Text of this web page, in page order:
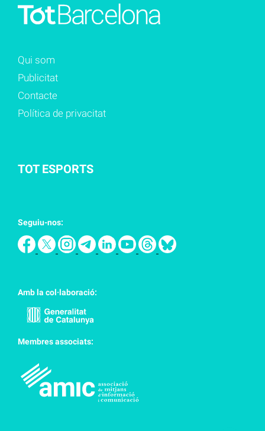
Qui som
Publicitat
Contacte
Política de privacitat
TOT ESPORTS
Seguiu-nos:
Amb la col·laboració:
Membres associats: